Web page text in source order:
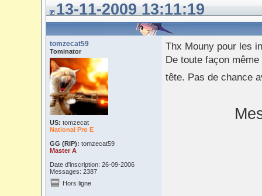
13-11-2009 13:11:19
tomzecat59
Tominator
US: tomzecat
National Pro E
GG (RIP): tomzecat59
Master A
Date d'inscription: 26-09-2006
Messages: 2387
Thx Mouny pour les
De toute façon
tête. Pas de chance
Hors ligne